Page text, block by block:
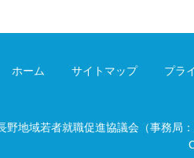
ホーム サイトマップ プラ
野地域若者就職促進協議会（事務局